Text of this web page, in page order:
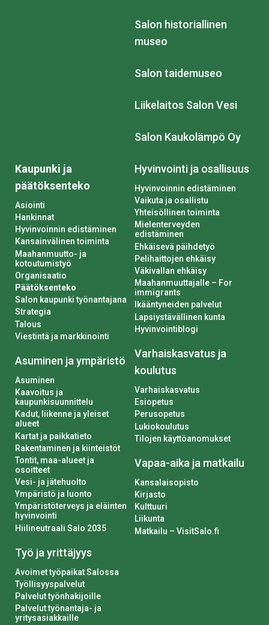
Salon historiallinen
museo
Salon taidemuseo
Liikelaitos Salon Vesi
Salon Kaukolämpö Oy
Kaupunki ja
päätöksenteko
Asiointi
Hankinnat
Hyvinvoinnin edistäminen
Kansainvälinen toiminta
Maahanmuutto- ja
kotoutumistyö
Organisaatio
Päätöksenteko
Salon kaupunki työnantajana
Strategia
Talous
Viestintä ja markkinointi
Asuminen ja ympäristö
Asuminen
Kaavoitus ja
kaupunkisuunnittelu
Kadut, liikenne ja yleiset
alueet
Kartat ja paikkatieto
Rakentaminen ja kiinteistöt
Tontit, maa-alueet ja
osoitteet
Vesi- ja jätehuolto
Ympäristö ja luonto
Ympäristöterveys ja eläinten
hyvinvointi
Hiilineutraali Salo 2035
Työ ja yrittäjyys
Avoimet työpaikat Salossa
Työllisyyspalvelut
Palvelut työnhakijoille
Palvelut työnantaja- ja
yritysasiakkaille
Hyvinvointi ja osallisuus
Hyvinvoinnin edistäminen
Vaikuta ja osallistu
Yhteisöllinen toiminta
Mielenterveyden
edistäminen
Ehkäisevä päihdetyö
Pelihaittojen ehkäisy
Väkivallan ehkäisy
Maahanmuuttajalle – For
immigrants
Ikääntyneiden palvelut
Lapsiystävällinen kunta
Hyvinvointiblogi
Varhaiskasvatus ja
koulutus
Varhaiskasvatus
Esiopetus
Perusopetus
Lukiokoulutus
Tilojen käyttöanomukset
Vapaa-aika ja matkailu
Kansalaisopisto
Kirjasto
Kulttuuri
Liikunta
Matkailu – VisitSalo.fi